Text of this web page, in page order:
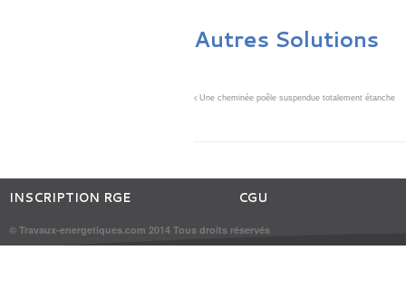
Autres Solutions
Une cheminée poêle suspendue totalement étanche
INSCRIPTION RGE CGU
© Travaux-energetiques.com 2014 Tous droits réservés